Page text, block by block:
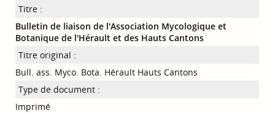
Titre :
Bulletin de liaison de l'Association Mycologique et
Botanique de l'Hérault et des Hauts Cantons
Titre original :
Bull. ass. Myco. Bota. Hérault Hauts Cantons
Type de document :
Imprimé